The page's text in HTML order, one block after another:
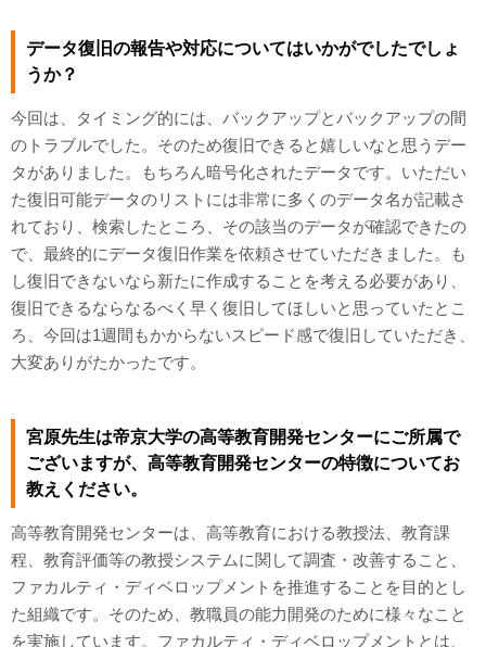
データ復旧の報告や対応についてはいかがでしたでしょ
うか？
今回は、タイミング的には、バックアップとバックアップの間
のトラブルでした。そのため復旧できると嬉しいなと思うデー
タがありました。もちろん暗号化されたデータです。いただい
た復旧可能データのリストには非常に多くのデータ名が記載さ
れており、検索したところ、その該当のデータが確認できたの
で、最終的にデータ復旧作業を依頼させていただきました。も
し復旧できないなら新たに作成することを考える必要があり、
復旧できるならなるべく早く復旧してほしいと思っていたとこ
ろ、今回は1週間もかからないスピード感で復旧していただき、
大変ありがたかったです。
宮原先生は帝京大学の高等教育開発センターにご所属で
ございますが、高等教育開発センターの特徴についてお
教えください。
高等教育開発センターは、高等教育における教授法、教育課
程、教育評価等の教授システムに関して調査・改善すること、
ファカルティ・ディベロップメントを推進することを目的とし
た組織です。そのため、教職員の能力開発のために様々なこと
を実施しています。ファカルティ・ディベロップメントとは、